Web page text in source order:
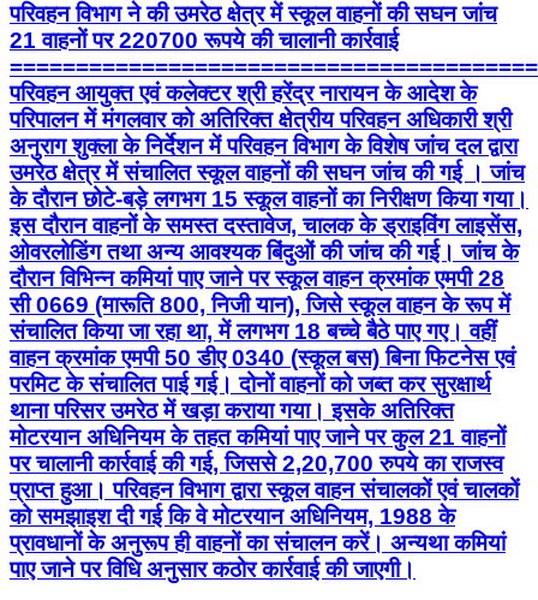
परिवहन विभाग ने की उमरेठ क्षेत्र में स्कूल वाहनों की सघन जांच
21 वाहनों पर 220700 रूपये की चालानी कार्रवाई
परिवहन आयुक्त एवं कलेक्टर श्री हरेंद्र नारायन के आदेश के
परिपालन में मंगलवार को अतिरिक्त क्षेत्रीय परिवहन अधिकारी श्री
अनुराग शुक्ला के निर्देशन में परिवहन विभाग के विशेष जांच दल द्वारा
उमरेठ क्षेत्र में संचालित स्कूल वाहनों की सघन जांच की गई । जांच
के दौरान छोटे-बड़े लगभग 15 स्कूल वाहनों का निरीक्षण किया गया।
इस दौरान वाहनों के समस्त दस्तावेज, चालक के ड्राइविंग लाइसेंस,
ओवरलोडिंग तथा अन्य आवश्यक बिंदुओं की जांच की गई। जांच के
दौरान विभिन्न कमियां पाए जाने पर स्कूल वाहन क्रमांक एमपी 28
सी 0669 (मारूति 800, निजी यान), जिसे स्कूल वाहन के रूप में
संचालित किया जा रहा था, में लगभग 18 बच्चे बैठे पाए गए। वहीं
वाहन क्रमांक एमपी 50 डीए 0340 (स्कूल बस) बिना फिटनेस एवं
परमिट के संचालित पाई गई। दोनों वाहनों को जब्त कर सुरक्षार्थ
थाना परिसर उमरेठ में खड़ा कराया गया। इसके अतिरिक्त
मोटरयान अधिनियम के तहत कमियां पाए जाने पर कुल 21 वाहनों
पर चालानी कार्रवाई की गई, जिससे 2,20,700 रुपये का राजस्व
प्राप्त हुआ। परिवहन विभाग द्वारा स्कूल वाहन संचालकों एवं चालकों
को समझाइश दी गई कि वे मोटरयान अधिनियम, 1988 के
प्रावधानों के अनुरूप ही वाहनों का संचालन करें। अन्यथा कमियां
पाए जाने पर विधि अनुसार कठोर कार्रवाई की जाएगी।